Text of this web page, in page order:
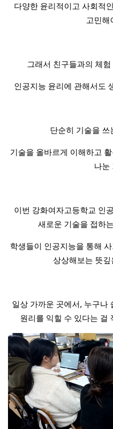
다양한 윤리적이고 사회적
고민해
그래서 친구들과의 체
인공지능 윤리에 관해서도
단순히 기술을
기술을 올바르게 이해하고
나눈
이번 강화여자고등학교 인
새로운 기술을 접하
학생들이 인공지능을 통해
상상해보는 뜻
일상 가까운 곳에서, 누구나
원리를 익힐 수 있다는 걸